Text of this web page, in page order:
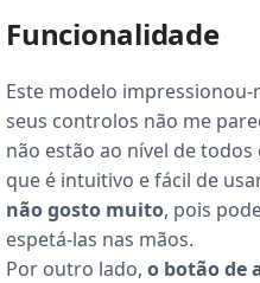
Funcionalidade
Este modelo
seus controlos não me
não estão ao nível de
que é intuitivo e fácil de
não gosto muito, pois
espetá-las nas mãos.
Por outro lado, o botão de